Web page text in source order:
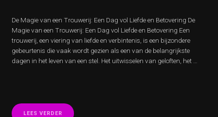
De Magie van een Trouwerij: Een Dag vol Liefde en Betovering De
Magie van een Trouwerij: Een Dag vol Liefde en Betovering Een
trouwerij, een viering van liefde en verbintenis, is een bijzondere
gebeurtenis die vaak wordt gezien als een van de belangrijkste
dagen in het leven van een stel. Het uitwisselen van geloften, het …
LEES VERDER “BETOVERENDE